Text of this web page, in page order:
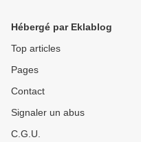
Hébergé par Eklablog
Top articles
Pages
Contact
Signaler un abus
C.G.U.